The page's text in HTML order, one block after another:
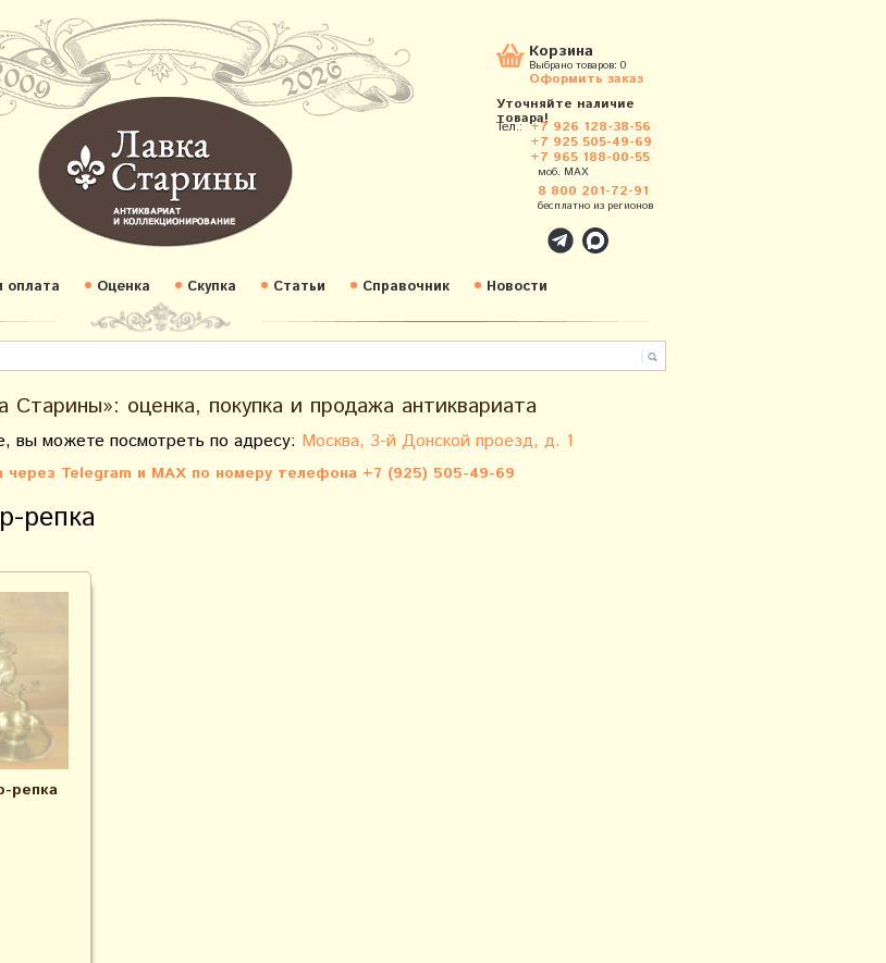
Корзина
Выбрано товаров: 0
Оформить заказ
Уточняйте наличие
товара!
Тел.: +7 926 128-38-56
+7 925 505-49-69
+7 965 188-00-55
моб. MAX
8 800 201-72-91
бесплатно из регионов
оплата Оценка Скупка Статьи Справочник Новости
Старины»: оценка, покупка и продажа антиквариата
вы можете посмотреть по адресу: Москва, 3-й Донской проезд, д. 1
через Telegram и MAX по номеру телефона +7 (925) 505-49-69
репка
репка